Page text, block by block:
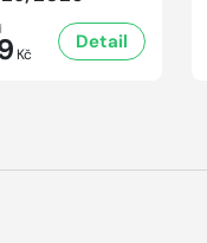
Kč
Detail